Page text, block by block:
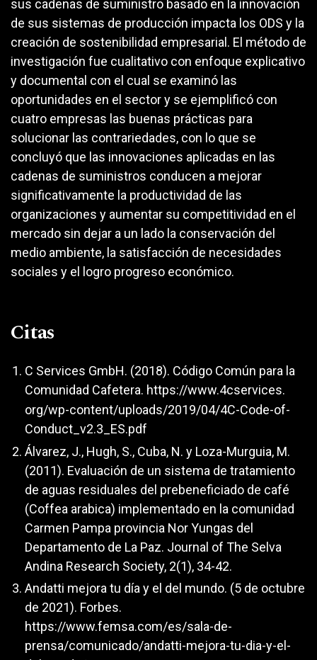
sus cadenas de suministro basado en la innovación
de sus sistemas de producción impacta los ODS y la
creación de sostenibilidad empresarial. El método de
investigación fue cualitativo con enfoque explicativo
y documental con el cual se examinó las
oportunidades en el sector y se ejemplificó con
cuatro empresas las buenas prácticas para
solucionar las contrariedades, con lo que se
concluyó que las innovaciones aplicadas en las
cadenas de suministros conducen a mejorar
significativamente la productividad de las
organizaciones y aumentar su competitividad en el
mercado sin dejar a un lado la conservación del
medio ambiente, la satisfacción de necesidades
sociales y el logro progreso económico.
Citas
C Services GmbH. (2018). Código Común para la
Comunidad Cafetera. https://www.4cservices.
org/wp-content/uploads/2019/04/4C-Code-of-
Conduct_v2.3_ES.pdf
Álvarez, J., Hugh, S., Cuba, N. y Loza-Murguia, M.
(2011). Evaluación de un sistema de tratamiento
de aguas residuales del prebeneficiado de café
(Coffea arabica) implementado en la comunidad
Carmen Pampa provincia Nor Yungas del
Departamento de La Paz. Journal of The Selva
Andina Research Society, 2(1), 34-42.
Andatti mejora tu día y el del mundo. (5 de octubre
de 2021). Forbes.
https://www.femsa.com/es/sala-de-
prensa/comunicado/andatti-mejora-tu-dia-y-el-